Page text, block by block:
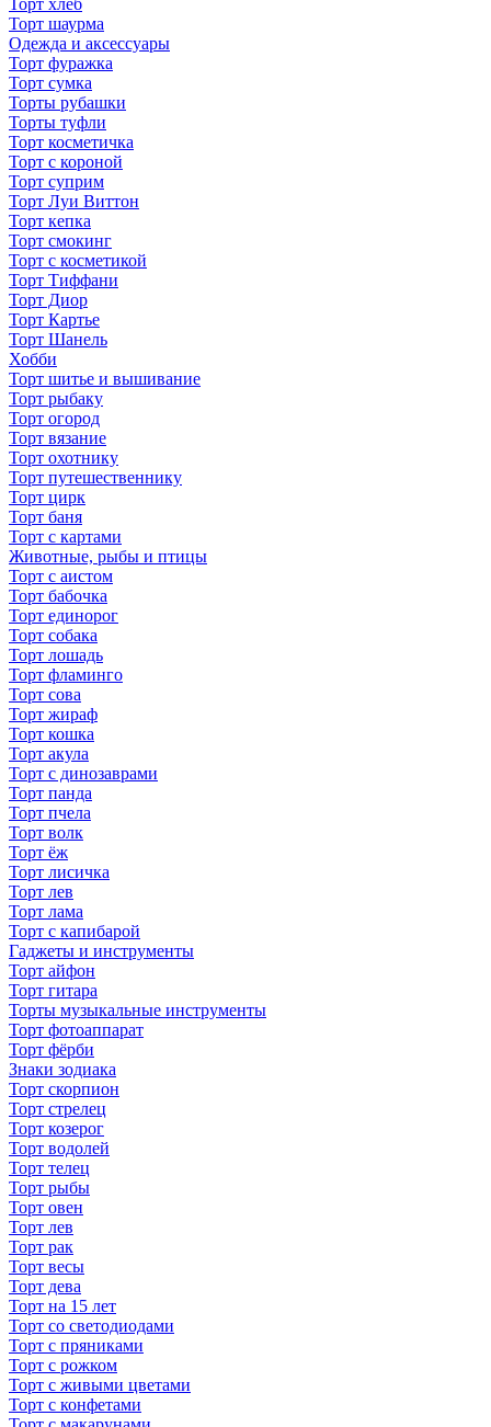
Торт хлеб
Торт шаурма
Одежда и аксессуары
Торт фуражка
Торт сумка
Торты рубашки
Торты туфли
Торт косметичка
Торт с короной
Торт суприм
Торт Луи Виттон
Торт кепка
Торт смокинг
Торт с косметикой
Торт Тиффани
Торт Диор
Торт Картье
Торт Шанель
Хобби
Торт шитье и вышивание
Торт рыбаку
Торт огород
Торт вязание
Торт охотнику
Торт путешественнику
Торт цирк
Торт баня
Торт с картами
Животные, рыбы и птицы
Торт с аистом
Торт бабочка
Торт единорог
Торт собака
Торт лошадь
Торт фламинго
Торт сова
Торт жираф
Торт кошка
Торт акула
Торт с динозаврами
Торт панда
Торт пчела
Торт волк
Торт ёж
Торт лисичка
Торт лев
Торт лама
Торт с капибарой
Гаджеты и инструменты
Торт айфон
Торт гитара
Торты музыкальные инструменты
Торт фотоаппарат
Торт фёрби
Знаки зодиака
Торт скорпион
Торт стрелец
Торт козерог
Торт водолей
Торт телец
Торт рыбы
Торт овен
Торт лев
Торт рак
Торт весы
Торт дева
Торт на 15 лет
Торт со светодиодами
Торт с пряниками
Торт с рожком
Торт с живыми цветами
Торт с конфетами